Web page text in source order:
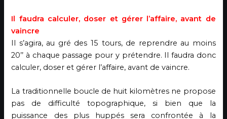
Il faudra calculer, doser et gérer l’affaire, avant de
vaincre
Il s’agira, au gré des 15 tours, de reprendre au moins
20’’ à chaque passage pour y prétendre. Il faudra donc
calculer, doser et gérer l’affaire, avant de vaincre.
La traditionnelle boucle de huit kilomètres ne propose
pas de difficulté topographique, si bien que la
puissance des plus huppés sera confrontée à la